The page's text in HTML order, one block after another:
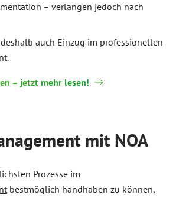
– verlangen jedoch nach
auch Einzug im professionellen
– jetzt mehr lesen!
mit NOA
Prozesse im
bestmöglich handhaben zu können,